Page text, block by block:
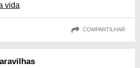
vida
COMPARTILHAR